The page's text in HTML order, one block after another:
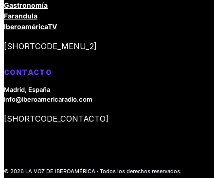
Gastronomía
Farandula
IberoaméricaTV
[SHORTCODE_MENU_2]
CONTACTO
Madrid, España
info@iberoamericaradio.com
[SHORTCODE_CONTACTO]
© 2026 LA VOZ DE IBEROAMÉRICA · Todos los derechos reservados.